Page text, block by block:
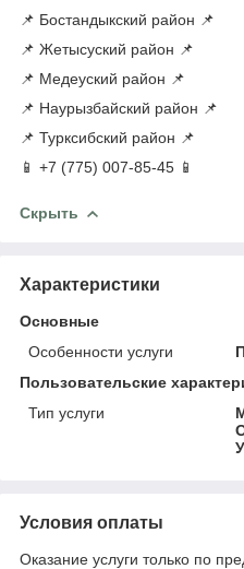
📌 Бостандыкский район 📌
📌 Жетысуский район 📌
📌 Медеуский район 📌
📌 Наурызбайский район 📌
📌 Турксибский район 📌
📱 +7 (775) 007-85-45 📱
Скрыть
Характеристики
Основные
Особенности услуги
Пользовательские
Тип услуги
Условия оплаты
Оказание услуги только по